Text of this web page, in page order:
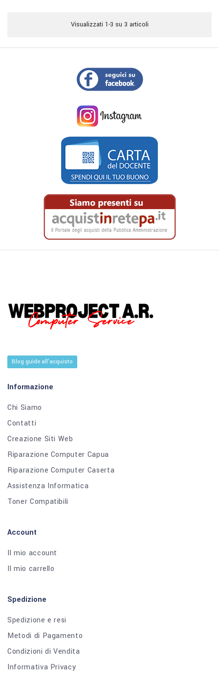
Visualizzati 1-3 su 3 articoli
Blog guide all'acquisto
Informazione
Chi Siamo
Contatti
Creazione Siti Web
Riparazione Computer Capua
Riparazione Computer Caserta
Assistenza Informatica
Toner Compatibili
Account
Il mio account
Il mio carrello
Spedizione
Spedizione e resi
Metodi di Pagamento
Condizioni di Vendita
Informativa Privacy